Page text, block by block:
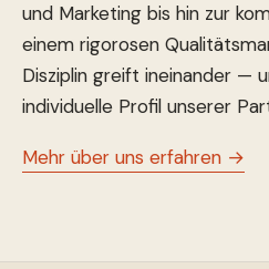
und Marketing bis hin zur
einem rigorosen
Disziplin greift ineinander —
individuelle Profil unserer
Mehr über uns erfahren →